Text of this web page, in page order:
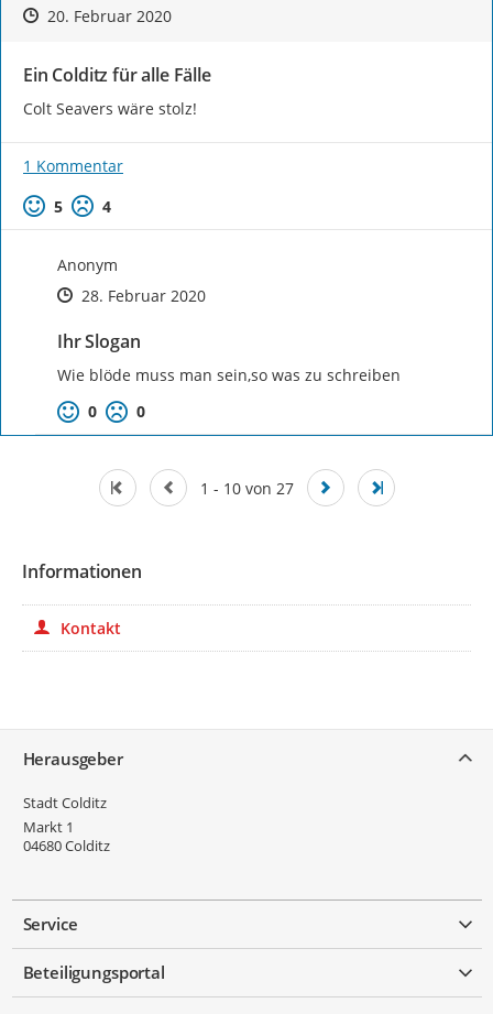
Zeitpunkt des Erstellens
Zeitpunkt des Erstellens
20. Februar 2020Zur Äußerung
Ein Colditz für alle Fälle
Colt Seavers wäre stolz!
1 Kommentar
Positive Bewertung
5 Negative Bewertung
4
Anonym
Zeitpunkt des Erstellens
Zeitpunkt des Erstellens
28. Februar 2020Zur Äußerung
Ihr Slogan
Wie blöde muss man sein,so was zu schreiben
Positive Bewertung
0 Negative Bewertung
0
1 - 10 von 27
Informationen
Kontakt
Herausgeber
Stadt Colditz
Markt 1
04680Colditz
Service
Beteiligungsportal